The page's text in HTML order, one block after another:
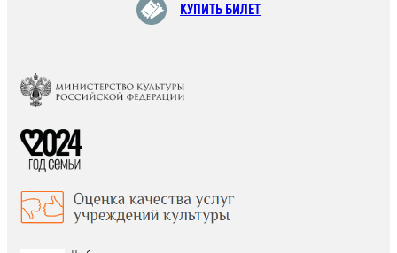
КУПИТЬ БИЛЕТ